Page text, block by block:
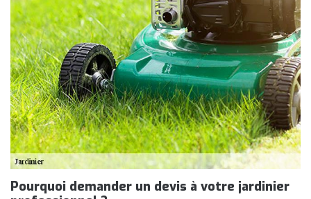
Pourquoi demander un devis à votre jardinier